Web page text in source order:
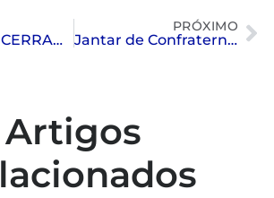
AULA DE ENCERRAMENTO NATAÇÃO SAT
PRÓXIMO
Jantar de Confraternização do Conselho
Artigos